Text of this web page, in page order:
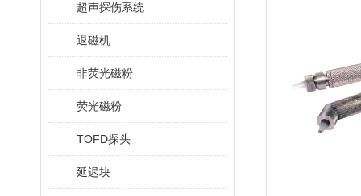
超声探伤系统
退磁机
非荧光磁粉
荧光磁粉
TOFD探头
延迟块